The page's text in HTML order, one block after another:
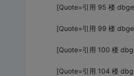
[Quote=引用 95 楼
[Quote=引用 99 楼
[Quote=引用 100 楼
[Quote=引用 104 楼